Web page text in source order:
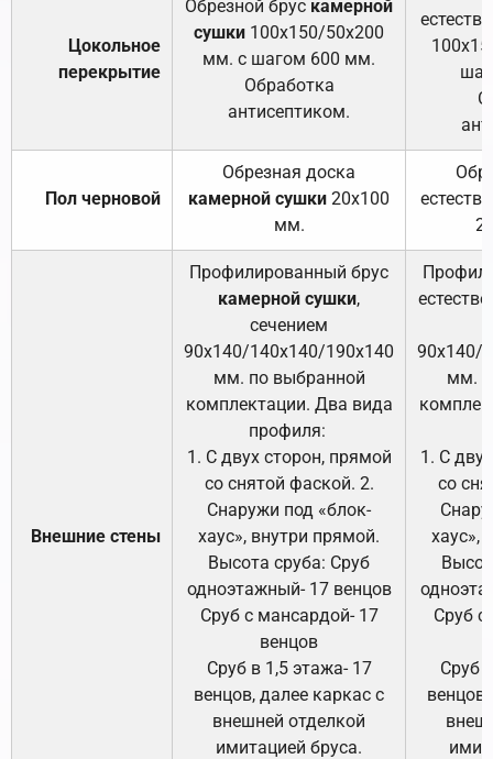
Цокольное
перекрытие
Обрезной брус камерной
сушки 100х150/50х200
мм. с шагом 600 мм.
Обработка
антисептиком.
Пол черновой
Обрезная доска
камерной сушки 20х100
мм.
Внешние стены
Профилированный брус
камерной сушки,
сечением
90х140/140х140/190х140
мм. по выбранной
комплектации. Два вида
профиля:
1. С двух сторон, прямой
со снятой фаской. 2.
Снаружи под «блок-
хаус», внутри прямой.
Высота сруба: Сруб
одноэтажный- 17 венцов
Сруб с мансардой- 17
венцов
Сруб в 1,5 этажа- 17
венцов, далее каркас с
внешней отделкой
имитацией бруса.
90х140/
мм.
1. С
со
хаус»,
Сруб с
Сруб